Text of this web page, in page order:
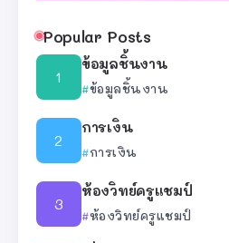
Popular Posts
ข้อมูลชิ้นงาน
ข้อมูลชิ้นงาน
การเงิน
การเงิน
ห้องวิทย์ครูแชมป์
ห้องวิทย์ครูแชมป์